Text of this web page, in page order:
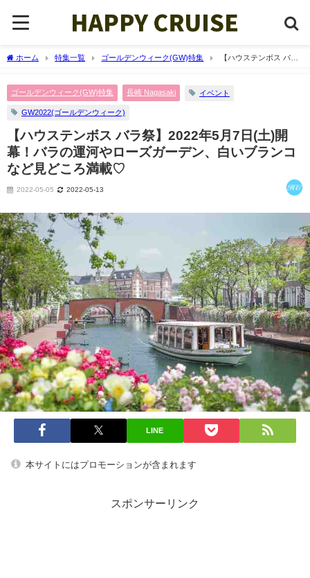
ホーム 特集一覧 ゴールデンウィーク(GW)特集
【ハウステンボス バラ
ゴールデンウィーク(GW)特集
長崎 Nagasaki イベント
GW2022(ゴールデンウィーク)
【ハウステンボス バラ祭】2022年5月7日(土)開
幕！バラの運河やローズガーデン、白いブランコ
など見どころ満載♡
2022-05-05 2022-05-13
LINE
本サイトにはプロモーションが含まれます
スポンサーリンク